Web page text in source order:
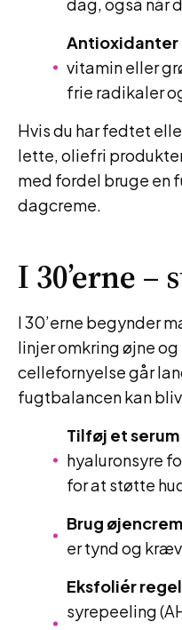
Antioxidanter
vitamin eller
frie radikaler
Hvis du har fedtet
lette, oliefri
med fordel bruge en
dagcreme.
I 30’erne –
I 30’erne begynder
linjer omkring øjne
cellefornyelse går
fugtbalancen kan
Tilføj et serum
hyaluronsyre
for at støtte
Brug
er tynd og
Eksfoliér
syrepeeling